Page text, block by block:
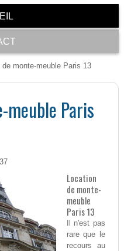
de monte-meuble Paris 13
meuble Paris
Location
de monte-
meuble
Paris 13
Il n'est pas
rare que le
recours au